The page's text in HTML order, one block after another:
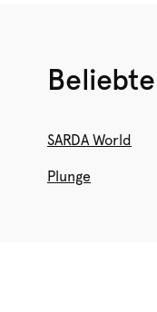
SARDA World
Plunge